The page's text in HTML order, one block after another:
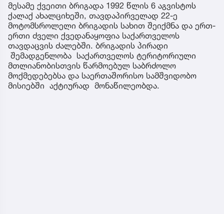
მესამე ქვეითი ბრიგადა 1992 წლის 6 აგვისტოს
ქალაქ ახალციხეში, თავდაპირველად 22-ე
მოტომსროლელი ბრიგადის სახით შეიქმნა და ერთ-
ერთი ძველი ქვედანაყოფია საქართველოს
თავდაცვის ძალებში. ბრიგადის პირადი
შემადგენლობა საქართველოს ტერიტორიული
მთლიანობისთვის წარმოებულ საბრძოლო
მოქმედებებსა და საერთაშორისო სამშვიდობო
მისიებში აქტიურად მონაწილეობდა.